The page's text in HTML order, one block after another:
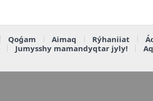
Qoǵam Aimaq Rýhaniiat
Jumysshy mamandyqtar jyly!